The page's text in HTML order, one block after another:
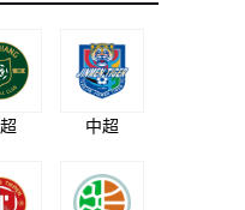
中超